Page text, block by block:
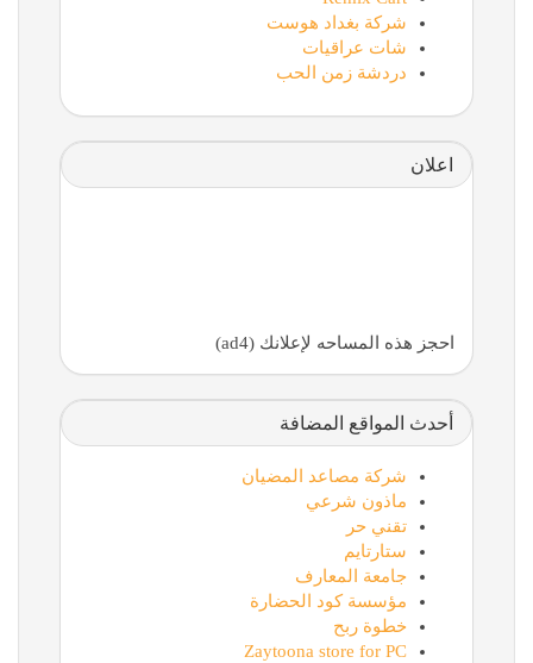
شركة بغداد هوست
شات عراقيات
دردشة زمن الحب
اعلان
احجز هذه المساحه لإعلانك (ad4)
أحدث المواقع المضافة
شركة مصاعد المضيان
ماذون شرعي
تقني حر
ستارتايم
جامعة المعارف
مؤسسة كود الحضارة
خطوة ربح
Zaytoona store for PC